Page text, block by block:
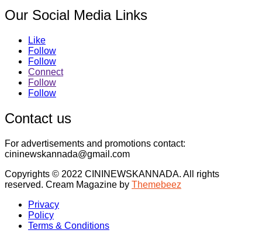
Our Social Media Links
Like
Follow
Follow
Connect
Follow
Follow
Contact us
For advertisements and promotions contact:
cininewskannada@gmail.com
Copyrights © 2022 CININEWSKANNADA. All rights
reserved. Cream Magazine by Themebeez
Privacy
Policy
Terms & Conditions